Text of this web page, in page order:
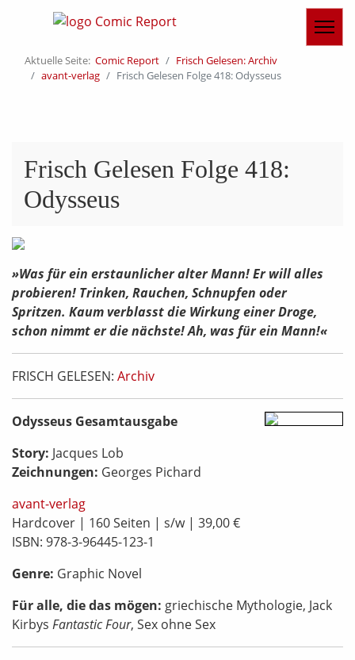
Aktuelle Seite: Comic Report
Frisch Gelesen: Archiv
avant-verlag
Frisch Gelesen Folge 418: Odysseus
Frisch Gelesen Folge 418:
Odysseus
»Was für ein erstaunlicher alter Mann! Er will alles
probieren! Trinken, Rauchen, Schnupfen oder
Spritzen. Kaum verblasst die Wirkung einer Droge,
schon nimmt er die nächste! Ah, was für ein Mann!«
FRISCH GELESEN: Archiv
Odysseus Gesamtausgabe
Story: Jacques Lob
Zeichnungen: Georges Pichard
avant-verlag
Hardcover | 160 Seiten | s/w | 39,00 €
ISBN: 978-3-96445-123-1
Genre: Graphic Novel
Für alle, die das mögen: griechische Mythologie, Jack
Kirbys Fantastic Four, Sex ohne Sex